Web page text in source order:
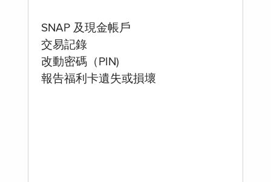
SNAP 及現金帳戶
交易記錄
改動密碼（PIN)
報告福利卡遺失或損壞